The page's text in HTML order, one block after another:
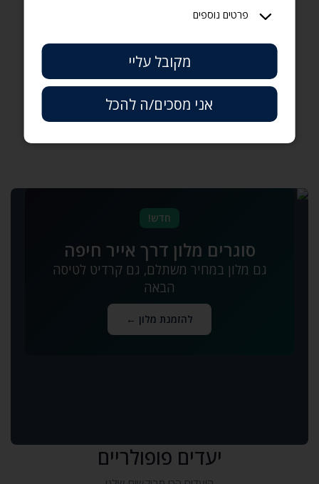
פרטים נוספים
מקובל עליי
אני מסכים/ה להכל
חדש!
סוגרים מלון דרך אייר חיפה
גם מלון במחיר משתלם‚ גם קרדיט לטיסה
הבאה
להזמנת מלון ←
יעדים פופולריים